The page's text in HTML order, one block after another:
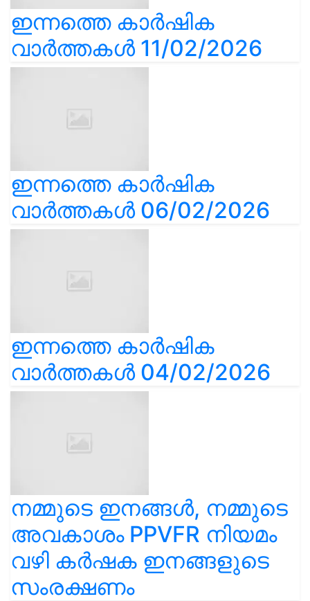
ഇന്നത്തെ കാർഷിക
വാർത്തകൾ 11/02/2026
ഇന്നത്തെ കാർഷിക
വാർത്തകൾ 06/02/2026
ഇന്നത്തെ കാർഷിക
വാർത്തകൾ 04/02/2026
നമ്മുടെ ഇനങ്ങൾ, നമ്മുടെ
അവകാശം PPVFR നിയമം
വഴി കർഷക ഇനങ്ങളുടെ
സംരക്ഷണം